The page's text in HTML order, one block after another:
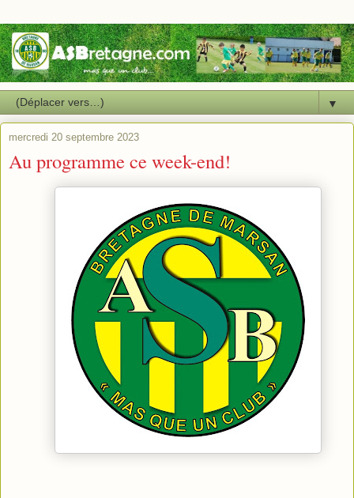
▼
mercredi 20 septembre 2023
Au programme ce week-end!